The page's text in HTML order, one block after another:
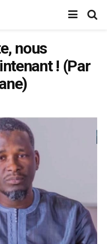
nous
! (Par